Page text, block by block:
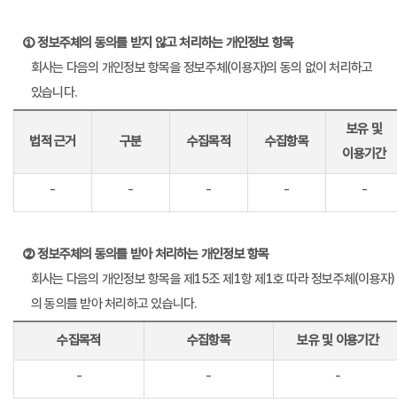
① 정보주체의 동의를 받지 않고 처리하는 개인정보 항목
회사는 다음의 개인정보 항목을 정보주체(이용자)의 동의 없이 처리하고
있습니다.
법적 근거 구분 수집목적 수집항목
보유 및
이용기간
- - - - -
② 정보주체의 동의를 받아 처리하는 개인정보 항목
회사는 다음의 개인정보 항목을 제15조 제1항 제1호 따라 정보주체(이용자)
의 동의를 받아 처리하고 있습니다.
수집목적 수집항목 보유 및 이용기간
- - -